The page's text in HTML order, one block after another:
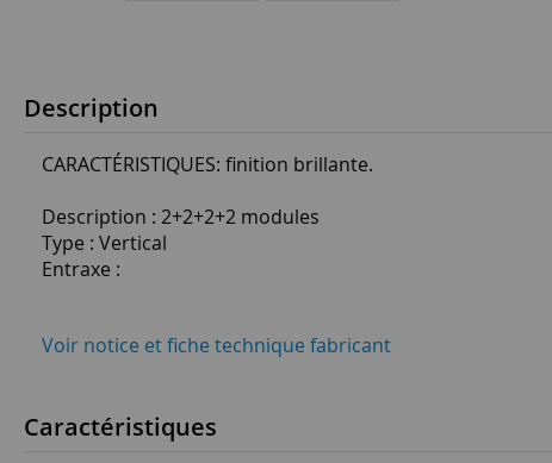
Description
CARACTÉRISTIQUES: finition brillante.
Description : 2+2+2+2 modules
Type : Vertical
Entraxe :
Voir notice et fiche technique fabricant
Caractéristiques